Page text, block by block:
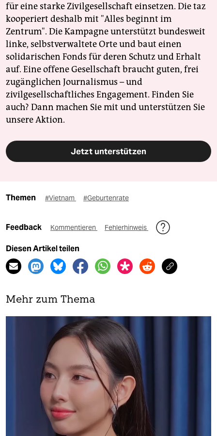
für eine starke Zivilgesellschaft einsetzen. Die taz
kooperiert deshalb mit "Alles beginnt im
Zentrum". Die Kampagne unterstützt bundesweit
linke, selbstverwaltete Orte und baut einen
solidarischen Fonds für deren Schutz und Erhalt
auf. Eine offene Gesellschaft braucht guten, frei
zugänglichen Journalismus – und
zivilgesellschaftliches Engagement. Finden Sie
auch? Dann machen Sie mit und unterstützen Sie
unsere Aktion.
Jetzt unterstützen
Themen #Vietnam #Geburtenrate
Feedback Kommentieren Fehlerhinweis
Diesen Artikel teilen
Mehr zum Thema